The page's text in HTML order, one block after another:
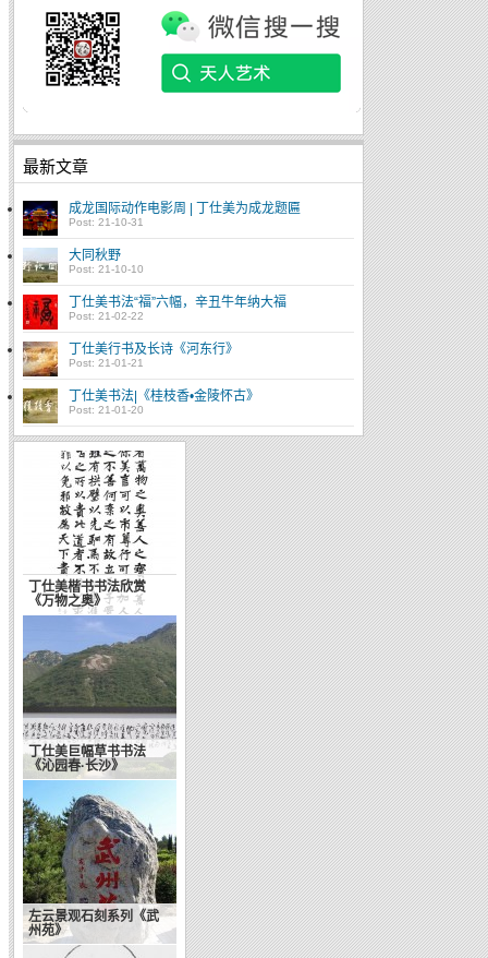
最新文章
成龙国际动作电影周 | 丁仕美为成龙题匾
Post: 21-10-31
大同秋野
Post: 21-10-10
丁仕美书法“福”六幅，辛丑牛年纳大福
Post: 21-02-22
丁仕美行书及长诗《河东行》
Post: 21-01-21
丁仕美书法|《桂枝香•金陵怀古》
Post: 21-01-20
丁仕美楷书书法欣赏
《万物之奥》
丁仕美巨幅草书书法
《沁园春·长沙》
左云景观石刻系列《武
州苑》